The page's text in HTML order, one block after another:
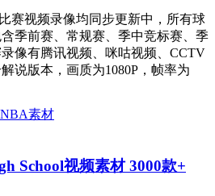
赛视频录像均同步更新中，所有球
季前赛、常规赛、季中竞标赛、季
像有腾讯视频、咪咕视频、CCTV
说版本，画质为1080P，帧率为
NBA素材
School视频素材 3000款+